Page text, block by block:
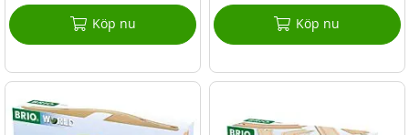
Köp nu Köp nu